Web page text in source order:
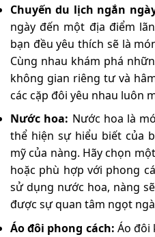
Chuyến du lịch ngắn
ngày đến một địa điểm
bạn đều yêu thích sẽ là
Cùng nhau khám phá
không gian riêng tư và
các cặp đôi yêu nhau luôn
Nước hoa: Nước hoa là
thể hiện sự hiểu biết của
mỹ của nàng. Hãy chọn
hoặc phù hợp với phong
sử dụng nước hoa, nàng
được sự quan tâm ngọt
Áo đôi phong cách: Áo đôi